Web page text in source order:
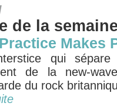
de la
Makes
qui
de la new-
du rock